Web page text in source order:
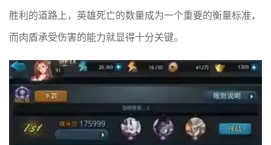
胜利的道路上，英雄死亡的数量成为一个重要的衡量标准，
而肉盾承受伤害的能力就显得十分关键。